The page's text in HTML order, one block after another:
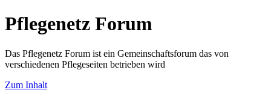
Pflegenetz Forum
Das Pflegenetz Forum ist ein Gemeinschaftsforum das von
verschiedenen Pflegeseiten betrieben wird
Zum Inhalt